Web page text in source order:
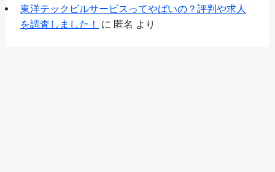
東洋テックビルサービスってやばいの？評判や求人
を調査しました！
に 匿名 より